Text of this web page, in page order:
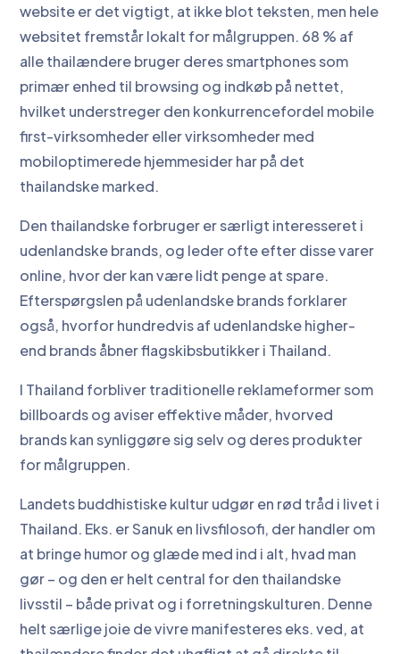
website er det vigtigt, at ikke blot teksten, men hele
websitet fremstår lokalt for målgruppen. 68 % af
alle thailændere bruger deres smartphones som
primær enhed til browsing og indkøb på nettet,
hvilket understreger den konkurrencefordel mobile
first-virksomheder eller virksomheder med
mobiloptimerede hjemmesider har på det
thailandske marked.
Den thailandske forbruger er særligt interesseret i
udenlandske brands, og leder ofte efter disse varer
online, hvor der kan være lidt penge at spare.
Efterspørgslen på udenlandske brands forklarer
også, hvorfor hundredvis af udenlandske higher-
end brands åbner flagskibsbutikker i Thailand.
I Thailand forbliver traditionelle reklameformer som
billboards og aviser effektive måder, hvorved
brands kan synliggøre sig selv og deres produkter
for målgruppen.
Landets buddhistiske kultur udgør en rød tråd i livet i
Thailand. Eks. er Sanuk en livsfilosofi, der handler om
at bringe humor og glæde med ind i alt, hvad man
gør – og den er helt central for den thailandske
livsstil – både privat og i forretningskulturen. Denne
helt særlige joie de vivre manifesteres eks. ved, at